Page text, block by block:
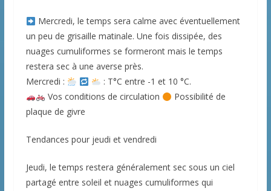
Mercredi, le temps sera calme avec éventuellement
un peu de grisaille matinale. Une fois dissipée, des
nuages cumuliformes se formeront mais le temps
restera sec à une averse près.
Mercredi :
: T°C entre -1 et 10 °C.
Vos conditions de circulation
Possibilité de
plaque de givre
Tendances pour jeudi et vendredi
Jeudi, le temps restera généralement sec sous un ciel
partagé entre soleil et nuages cumuliformes qui